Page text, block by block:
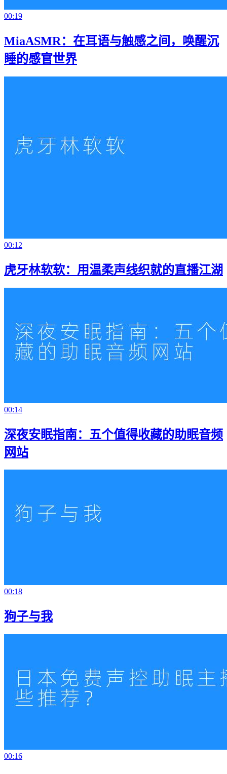
00:19
MiaASMR：在耳语与触感之间，唤醒沉
睡的感官世界
00:12
虎牙林软软：用温柔声线织就的直播江湖
00:14
深夜安眠指南：五个值得收藏的助眠音频
网站
00:18
狗子与我
00:16